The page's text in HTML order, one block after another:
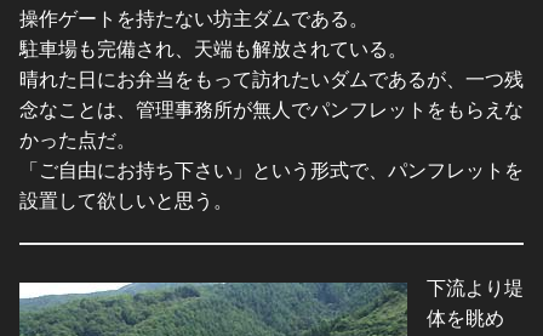
操作ゲートを持たない坊主ダムである。
駐車場も完備され、天端も解放されている。
晴れた日にお弁当をもって訪れたいダムであるが、一つ残
念なことは、管理事務所が無人でパンフレットをもらえな
かった点だ。
「ご自由にお持ち下さい」という形式で、パンフレットを
設置して欲しいと思う。
下流より堤
体を眺め